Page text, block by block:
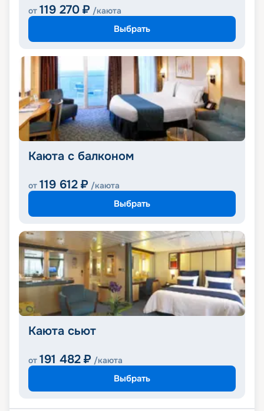
от 119 270 ₽ /каюта
Выбрать
Каюта с балконом
от 119 612 ₽ /каюта
Выбрать
Каюта сьют
от 191 482 ₽ /каюта
Выбрать